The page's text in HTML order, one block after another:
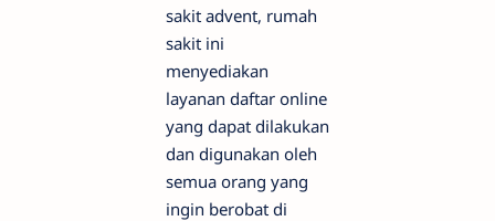
sakit advent, rumah
sakit ini
menyediakan
layanan daftar online
yang dapat dilakukan
dan digunakan oleh
semua orang yang
ingin berobat di